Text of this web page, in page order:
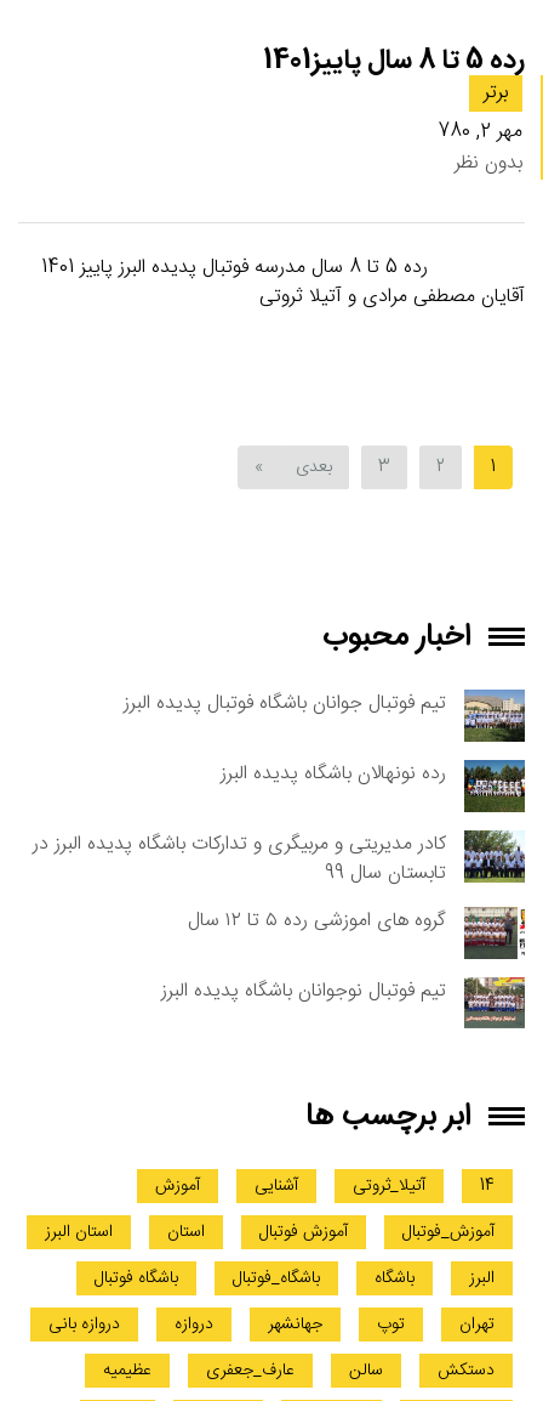
رده 5 تا 8 سال پاییز1401
برتر
مهر 2, 780
بدون نظر
رده 5 تا 8 سال مدرسه فوتبال پدیده البرز پاییز 1401
آقایان مصطفی مرادی و آتیلا ثروتی
1
2
3 بعدی »
اخبار محبوب
تیم فوتبال جوانان باشگاه فوتبال پدیده البرز
رده نونهالان باشگاه پدیده البرز
کادر مدیریتی و مربیگری و تدارکات باشگاه پدیده البرز در
تابستان سال 99
گروه های اموزشی رده ۵ تا ۱۲ سال
تیم فوتبال نوجوانان باشگاه پدیده البرز
ابر برچسب ها
14 آتیلا_ثروتی آشنایی
آموزش
آموزش_فوتبال
آموزش فوتبال استان
استان البرز
البرز
باشگاه باشگاه_فوتبال
باشگاه فوتبال
تهران
توپ جهانشهر دروازه
دروازه بانی
دستکش
سالن عارف_جعفری
عظیمیه